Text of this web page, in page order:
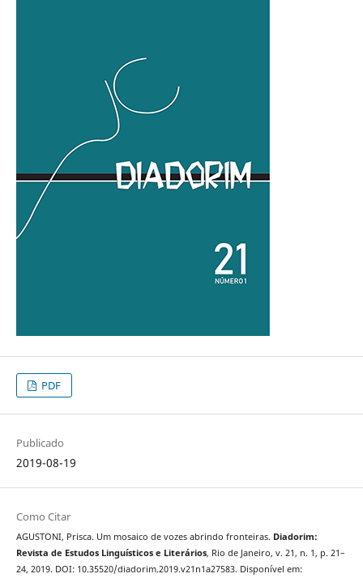
PDF
Publicado
2019-08-19
Como Citar
AGUSTONI, Prisca. Um mosaico de vozes abrindo fronteiras. Diadorim:
Revista de Estudos Linguísticos e Literários, Rio de Janeiro, v. 21, n. 1, p. 21–
24, 2019. DOI: 10.35520/diadorim.2019.v21n1a27583. Disponível em: